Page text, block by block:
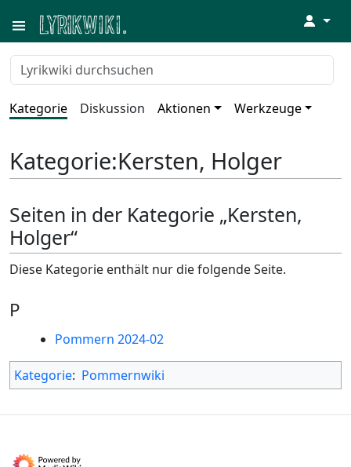
↓
Kategorie Diskussion Aktionen Werkzeuge
Kategorie:Kersten, Holger
Seiten in der Kategorie „Kersten,
Holger“
Diese Kategorie enthält nur die folgende Seite.
P
Pommern 2024-02
Kategorie: Pommernwiki